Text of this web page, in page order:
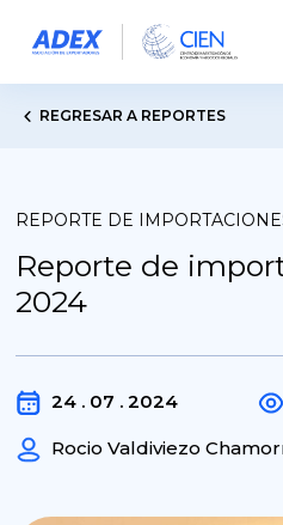
REGRESAR A REPORTES
REPORTE DE
Reporte de
2024
24 . 07 . 2024
Rocio Valdiviezo